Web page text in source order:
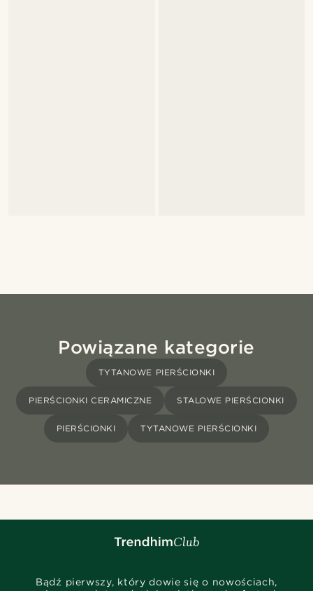
Powiązane kategorie
TYTANOWE PIERŚCIONKI
PIERŚCIONKI CERAMICZNE STALOWE PIERŚCIONKI
PIERŚCIONKI TYTANOWE PIERŚCIONKI
Bądź pierwszy, który dowie się o nowościach,